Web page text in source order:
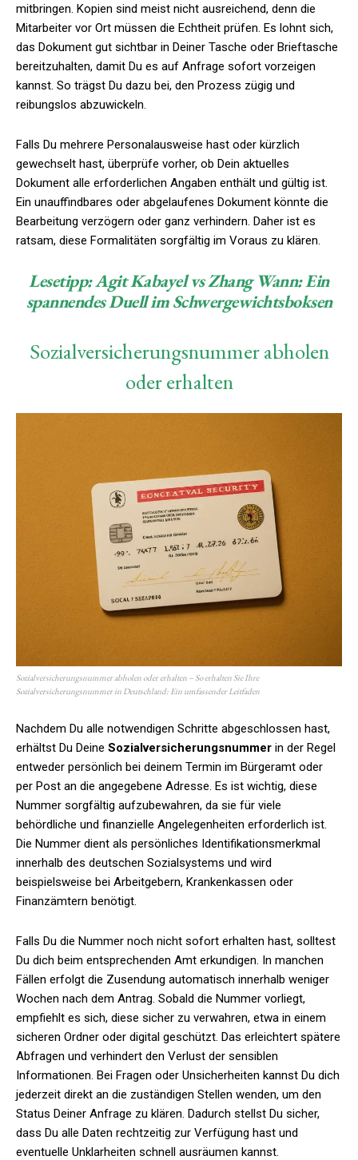
mitbringen. Kopien sind meist nicht ausreichend, denn die
Mitarbeiter vor Ort müssen die Echtheit prüfen. Es lohnt sich,
das Dokument gut sichtbar in Deiner Tasche oder Brieftasche
bereitzuhalten, damit Du es auf Anfrage sofort vorzeigen
kannst. So trägst Du dazu bei, den Prozess zügig und
reibungslos abzuwickeln.
Falls Du mehrere Personalausweise hast oder kürzlich
gewechselt hast, überprüfe vorher, ob Dein aktuelles
Dokument alle erforderlichen Angaben enthält und gültig ist.
Ein unauffindbares oder abgelaufenes Dokument könnte die
Bearbeitung verzögern oder ganz verhindern. Daher ist es
ratsam, diese Formalitäten sorgfältig im Voraus zu klären.
Lesetipp:Agit Kabayel vs Zhang Wann: Ein
spannendes Duell im Schwergewichtsboksen
Sozialversicherungsnummer abholen
oder erhalten
Sozialversicherungsnummer abholen oder erhalten – So erhalten Sie Ihre
Sozialversicherungsnummer in Deutschland: Ein umfassender Leitfaden
Nachdem Du alle notwendigen Schritte abgeschlossen hast,
erhältst Du Deine Sozialversicherungsnummer in der Regel
entweder persönlich bei deinem Termin im Bürgeramt oder
per Post an die angegebene Adresse. Es ist wichtig, diese
Nummer sorgfältig aufzubewahren, da sie für viele
behördliche und finanzielle Angelegenheiten erforderlich ist.
Die Nummer dient als persönliches Identifikationsmerkmal
innerhalb des deutschen Sozialsystems und wird
beispielsweise bei Arbeitgebern, Krankenkassen oder
Finanzämtern benötigt.
Falls Du die Nummer noch nicht sofort erhalten hast, solltest
Du dich beim entsprechenden Amt erkundigen. In manchen
Fällen erfolgt die Zusendung automatisch innerhalb weniger
Wochen nach dem Antrag. Sobald die Nummer vorliegt,
empfiehlt es sich, diese sicher zu verwahren, etwa in einem
sicheren Ordner oder digital geschützt. Das erleichtert spätere
Abfragen und verhindert den Verlust der sensiblen
Informationen. Bei Fragen oder Unsicherheiten kannst Du dich
jederzeit direkt an die zuständigen Stellen wenden, um den
Status Deiner Anfrage zu klären. Dadurch stellst Du sicher,
dass Du alle Daten rechtzeitig zur Verfügung hast und
eventuelle Unklarheiten schnell ausräumen kannst.